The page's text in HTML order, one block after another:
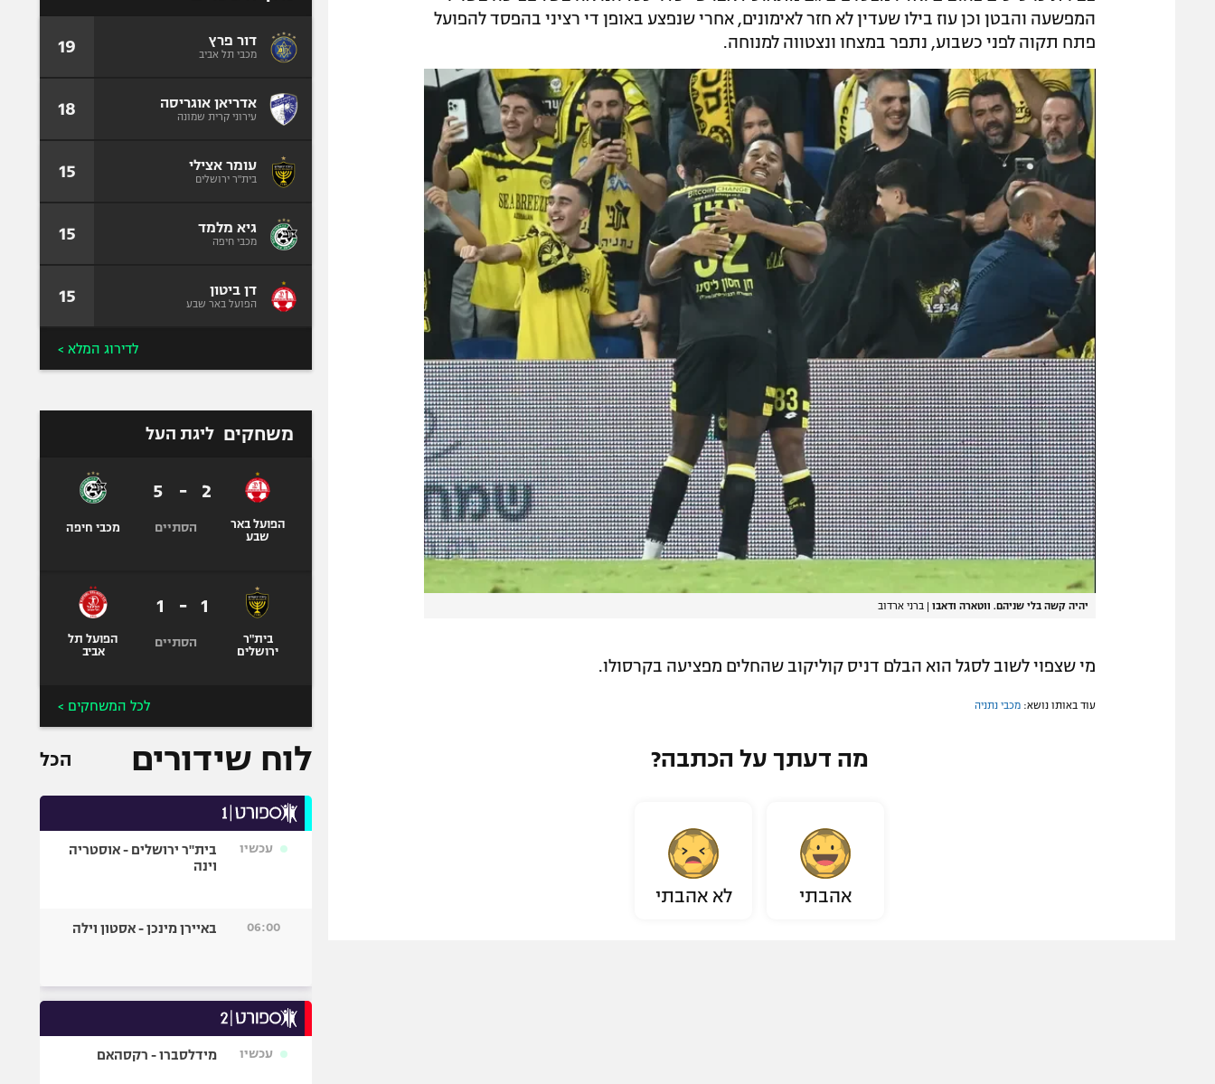
המפשעה והבטן וכן עוז בילו שעדין לא חזר לאימונים, אחרי שנפצע באופן די רציני בהפסד להפועל
פתח תקוה לפני כשבוע, נתפר במצחו ונצטווה למנוחה.
יהיה קשה בלי שניהם. ווטארה ודאבו | ברני ארדוב
מי שצפוי לשוב לסגל הוא הבלם דניס קוליקוב שהחלים מפציעה בקרסולו.
עוד באותו נושא: מכבי נתניה
מה דעתך על הכתבה?
אהבתי לא אהבתי
דור פרץ
מכבי תל אביב 19
אדריאן אוגריסה
עירוני קרית שמונה 18
עומר אצילי
בית"ר ירושלים 15
גיא מלמד
מכבי חיפה 15
דן ביטון
הפועל באר שבע 15
לדירוג המלא >
משחקים ליגת העל
הפועל באר
שבע
2
-
5
הסתיים מכבי חיפה
בית"ר
ירושלים
1
-
1
הסתיים
הפועל תל
אביב
לכל המשחקים >
לוח שידורים הכל
עכשיו
בית"ר ירושלים - אוסטריה
וינה
06:00 באיירן מינכן - אסטון וילה
עכשיו מידלסברו - רקסהאם